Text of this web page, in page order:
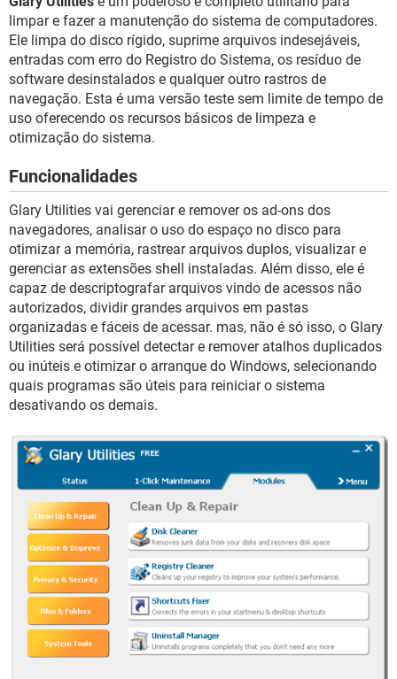
GUIA DE COMPRAS
limpar e fazer a manutenção do sistema de computadores.
Ele limpa do disco rígido, suprime arquivos indesejáveis,
entradas com erro do Registro do Sistema, os resíduo de
software desinstalados e qualquer outro rastros de
navegação. Esta é uma versão teste sem limite de tempo de
uso oferecendo os recursos básicos de limpeza e
otimização do sistema.
Funcionalidades
Glary Utilities vai gerenciar e remover os ad-ons dos
navegadores, analisar o uso do espaço no disco para
otimizar a memória, rastrear arquivos duplos, visualizar e
gerenciar as extensões shell instaladas. Além disso, ele é
capaz de descriptografar arquivos vindo de acessos não
autorizados, dividir grandes arquivos em pastas
organizadas e fáceis de acessar. mas, não é só isso, o Glary
Utilities será possível detectar e remover atalhos duplicados
ou inúteis e otimizar o arranque do Windows, selecionando
quais programas são úteis para reiniciar o sistema
desativando os demais.